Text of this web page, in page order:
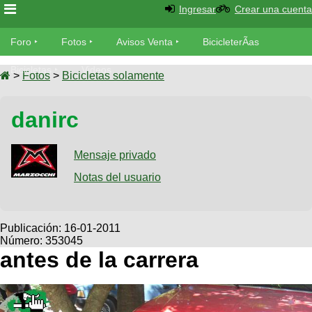
Foro
Foro
MecÃ¡nica
Fotos
SUBÃ
Galeria
Bicicletas
Viajes
Descenso
Dirt
Avisos
Ventas
SUBÃ
Buscar
Ultimos
Fotos
BicicleterÃ­
Bicicletas
Tandem
Videos
Cicloturismo
Ingresar Crear una cuenta
Foro Fotos Avisos Venta BicicleterÃ­as
Bicicletas Videos
> Fotos > Bicicletas solamente
danirc
Mensaje privado
Notas del usuario
Publicación: 16-01-2011
Número: 353045
antes de la carrera